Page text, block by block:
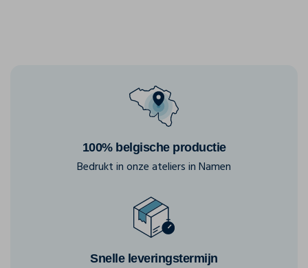
100% belgische productie
Bedrukt in onze ateliers in Namen
Snelle leveringstermijn